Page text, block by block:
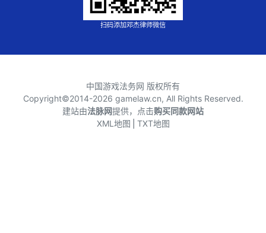
扫码添加邓杰律师微信
中国游戏法务网 版权所有
Copyright©2014-2026 gamelaw.cn, All Rights Reserved.
建站由法脉网提供，点击购买同款网站
XML地图 TXT地图